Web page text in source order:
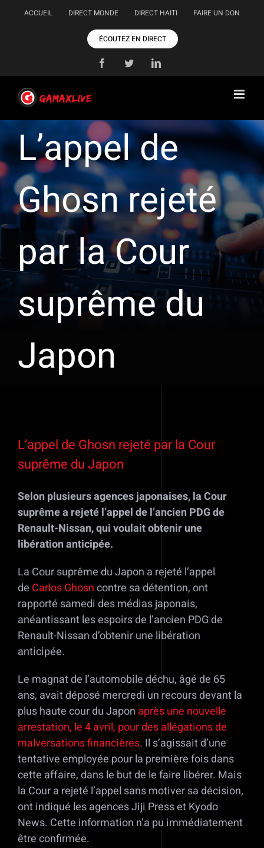
PasserACCUEIL DIRECT MONDE DIRECT HAITI FAIRE UN DON
ÉCOUTEZ EN DIRECT
FacebookTwitterLinkedIn
L’appel de
Ghosn rejeté
par la Cour
suprême du
Japon
l'image
agrandie
L’appel de Ghosn rejeté par la Cour
suprême du Japon
Selon plusieurs agences japonaises, la Cour
suprême a rejeté l’appel de l’ancien PDG de
Renault-Nissan, qui voulait obtenir une
libération anticipée.
La Cour suprême du Japon a rejeté l’appel
de Carlos Ghosncontre sa détention, ont
rapporté samedi des médias japonais,
anéantissant les espoirs de l’ancien PDG de
Renault-Nissan d’obtenir une libération
anticipée.
Le magnat de l’automobile déchu, âgé de 65
ans, avait déposé mercredi un recours devant la
plus haute cour du Japon après une nouvelle
arrestation, le 4 avril, pour des allégations de
malversations financières. Il s’agissait d’une
tentative employée pour la première fois dans
cette affaire, dans le but de le faire libérer. Mais
la Cour a rejeté l’appel sans motiver sa décision,
ont indiqué les agences Jiji Press et Kyodo
News. Cette information n’a pu immédiatement
être confirmée.